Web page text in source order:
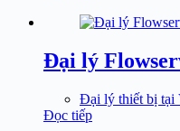
Đại lý
Đại lý thiết bị tại
Đọc tiếp